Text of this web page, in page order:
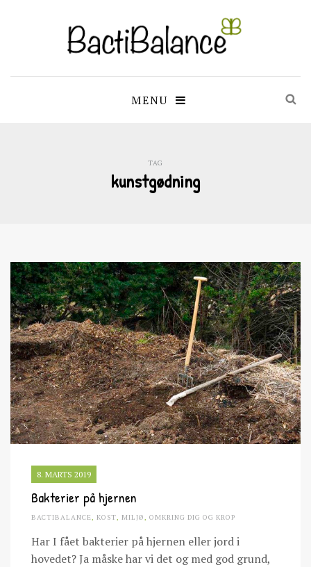
MENU
TAG
kunstgødning
8. MARTS 2019
Bakterier på hjernen
BACTIBALANCE, KOST, MILJØ, OMKRING DIG OG KROP
Har I fået bakterier på hjernen eller jord i
hovedet? Ja måske har vi det og med god grund,